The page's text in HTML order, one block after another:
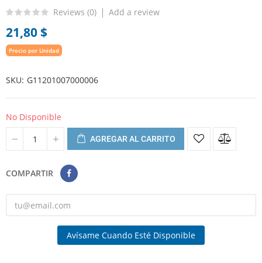
Reviews (0) Add a review
21,80 $
Precio por Unidad
SKU G11201007000006
No Disponible
AGREGAR AL CARRITO
COMPARTIR
Avísame Cuando Esté Disponible